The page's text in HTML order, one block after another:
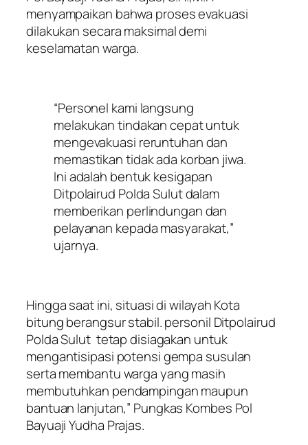
menyampaikan bahwa proses evakuasi
dilakukan secara maksimal demi
keselamatan warga.
“Personel kami langsung
melakukan tindakan cepat untuk
mengevakuasi reruntuhan dan
memastikan tidak ada korban jiwa.
Ini adalah bentuk kesigapan
Ditpolairud Polda Sulut dalam
memberikan perlindungan dan
pelayanan kepada masyarakat,”
ujarnya.
Hingga saat ini, situasi di wilayah Kota
bitung berangsur stabil. personil Ditpolairud
Polda Sulut tetap disiagakan untuk
mengantisipasi potensi gempa susulan
serta membantu warga yang masih
membutuhkan pendampingan maupun
bantuan lanjutan,” Pungkas Kombes Pol
Bayuaji Yudha Prajas.